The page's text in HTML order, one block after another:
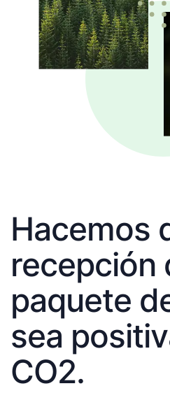
Hacemos
recepción
paquete
sea
CO2.